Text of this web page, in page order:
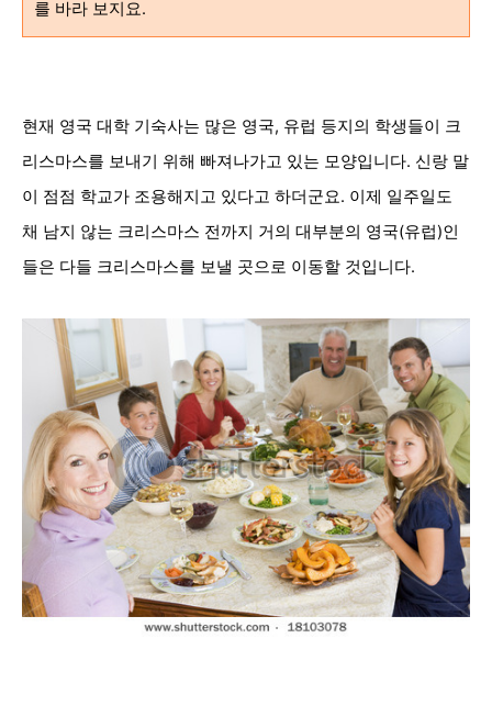
를 바라 보지요.
현재 영국 대학 기숙사는 많은 영국, 유럽 등지의 학생들이 크
리스마스를 보내기 위해 빠져나가고 있는 모양입니다. 신랑 말
이 점점 학교가 조용해지고 있다고 하더군요. 이제 일주일도
채 남지 않는 크리스마스 전까지 거의 대부분의 영국(유럽)인
들은 다들 크리스마스를 보낼 곳으로 이동할 것입니다.